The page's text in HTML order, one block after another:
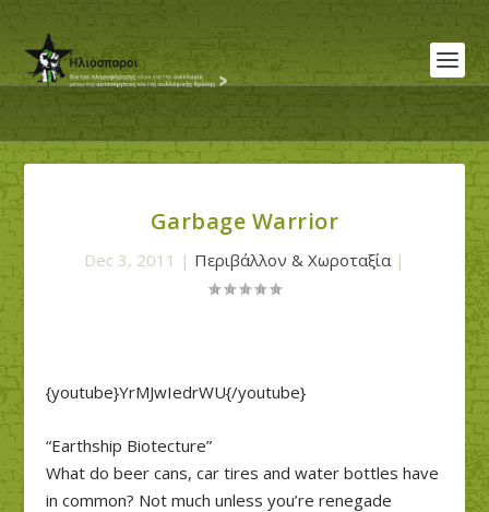
Garbage Warrior
Dec 3, 2011 | Περιβάλλον & Χωροταξία |
{youtube}YrMJwIedrWU{/youtube}
“Earthship Biotecture”
What do beer cans, car tires and water bottles have
in common? Not much unless you’re renegade